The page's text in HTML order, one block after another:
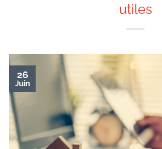
utiles
26
Juin